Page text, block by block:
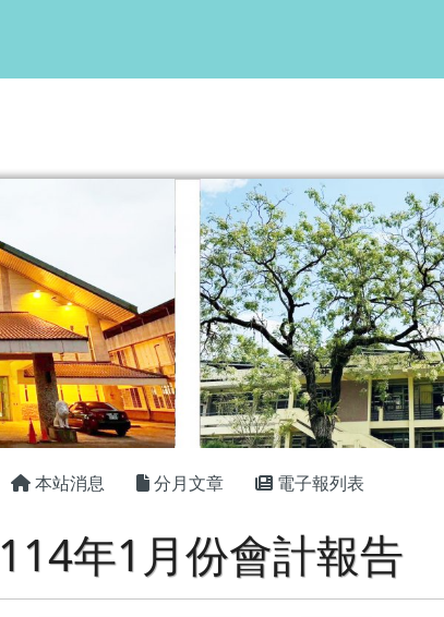
主內容區域
本站消息 分月文章 電子報列表
114年1月份會計報告